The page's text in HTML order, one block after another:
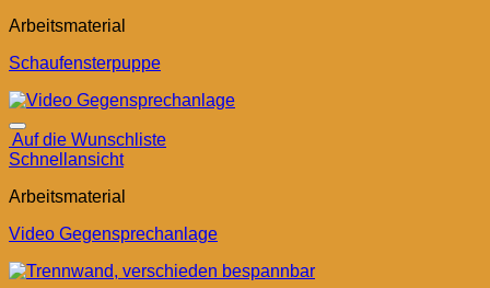
Arbeitsmaterial
Schaufensterpuppe
Auf die Wunschliste
Schnellansicht
Arbeitsmaterial
Video Gegensprechanlage